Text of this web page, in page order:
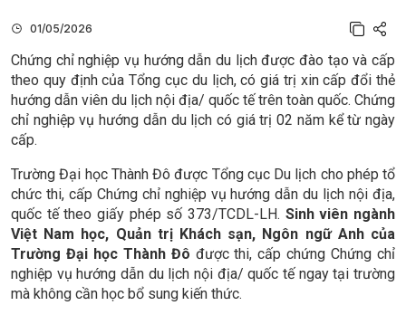
01/05/2026
Chứng chỉ nghiệp vụ hướng dẫn du lịch được đào tạo và cấp
theo quy định của Tổng cục du lịch, có giá trị xin cấp đổi thẻ
hướng dẫn viên du lịch nội địa/ quốc tế trên toàn quốc. Chứng
chỉ nghiệp vụ hướng dẫn du lịch có giá trị 02 năm kể từ ngày
cấp.
Trường Đại học Thành Đô được Tổng cục Du lịch cho phép tổ
chức thi, cấp Chứng chỉ nghiệp vụ hướng dẫn du lịch nội địa,
quốc tế theo giấy phép số 373/TCDL-LH. Sinh viên ngành
Việt Nam học, Quản trị Khách sạn, Ngôn ngữ Anh của
Trường Đại học Thành Đô được thi, cấp chứng Chứng chỉ
nghiệp vụ hướng dẫn du lịch nội địa/ quốc tế ngay tại trường
mà không cần học bổ sung kiến thức.